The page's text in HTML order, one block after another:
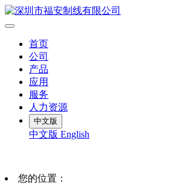
首页
公司
产品
应用
服务
人力资源
中文版
中文版 English
您的位置：